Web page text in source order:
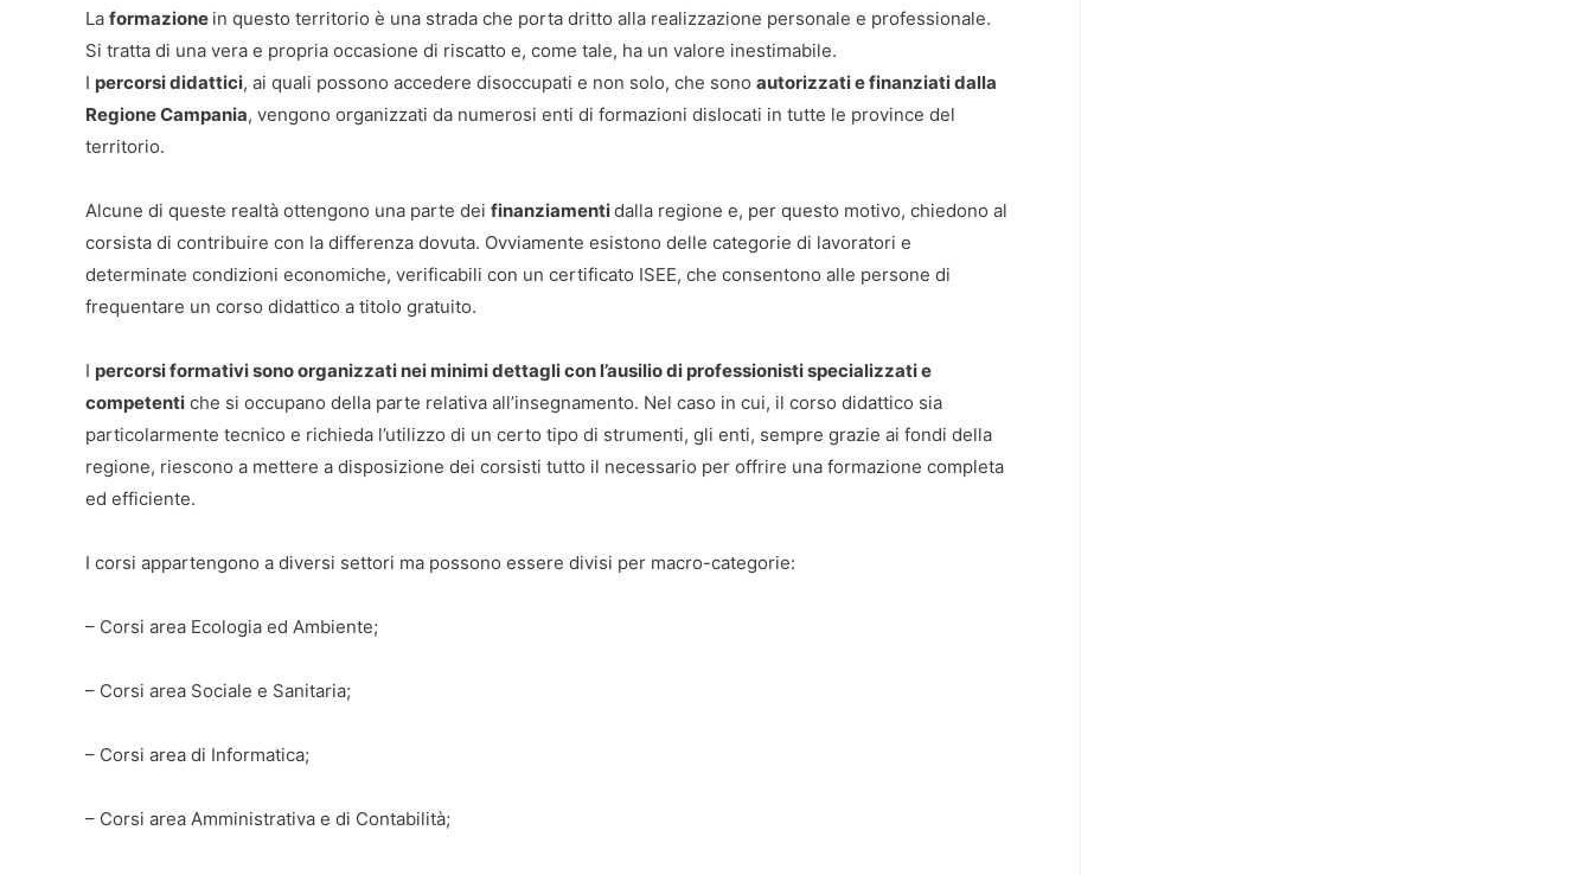
La formazione in questo territorio è una strada che porta dritto alla realizzazione personale e professionale.
Si tratta di una vera e propria occasione di riscatto e, come tale, ha un valore inestimabile.
I percorsi didattici, ai quali possono accedere disoccupati e non solo, che sono autorizzati e finanziati dalla
Regione Campania, vengono organizzati da numerosi enti di formazioni dislocati in tutte le province del
territorio.
Alcune di queste realtà ottengono una parte dei finanziamentidalla regione e, per questo motivo, chiedono al
corsista di contribuire con la differenza dovuta. Ovviamente esistono delle categorie di lavoratori e
determinate condizioni economiche, verificabili con un certificato ISEE, che consentono alle persone di
frequentare un corso didattico a titolo gratuito.
I percorsi formativi sono organizzati nei minimi dettagli con l’ausilio di professionisti specializzati e
competenti che si occupano della parte relativa all’insegnamento. Nel caso in cui, il corso didattico sia
particolarmente tecnico e richieda l’utilizzo di un certo tipo di strumenti, gli enti, sempre grazie ai fondi della
regione, riescono a mettere a disposizione dei corsisti tutto il necessario per offrire una formazione completa
ed efficiente.
I corsi appartengono a diversi settori ma possono essere divisi per macro-categorie:
– Corsi area Ecologia ed Ambiente;
– Corsi area Sociale e Sanitaria;
– Corsi area di Informatica;
– Corsi area Amministrativa e di Contabilità;